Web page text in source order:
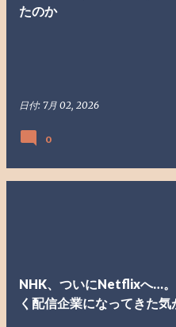
たのか
日付: 7月 02, 2026
0
NHK、ついにNetflixへ…。
く配信企業になってきた気